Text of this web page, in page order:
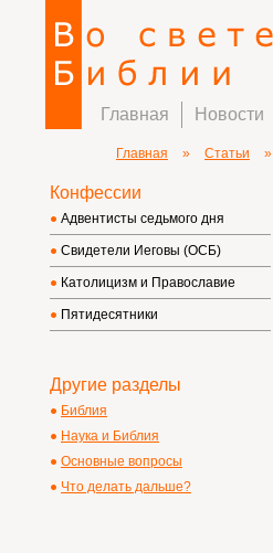
Главная Новости
Главная » Статьи »
Конфессии
Адвентисты седьмого дня
Свидетели Иеговы (ОСБ)
Католицизм и Православие
Пятидесятники
Другие разделы
Библия
Наука и Библия
Основные вопросы
Что делать дальше?